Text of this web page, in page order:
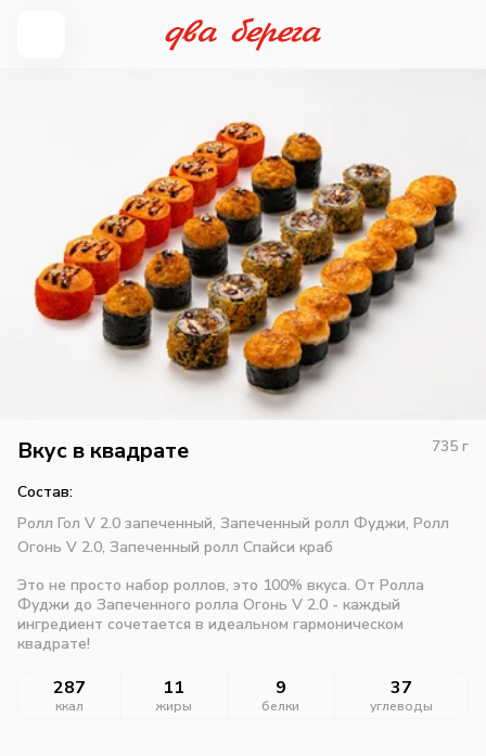
Вкус в квадрате 735 г
Состав:
Ролл Гол V 2.0 запеченный, Запеченный ролл Фуджи, Ролл
Огонь V 2.0, Запеченный ролл Спайси краб
Это не просто набор роллов, это 100% вкуса. От Ролла
Фуджи до Запеченного ролла Огонь V 2.0 - каждый
ингредиент сочетается в идеальном гармоническом
квадрате!
287
ккал
11
жиры
9
белки
37
углеводы